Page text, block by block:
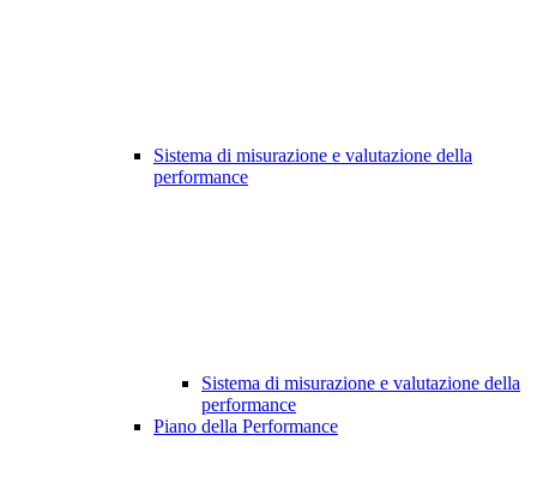
Sistema di misurazione e valutazione della
performance
Sistema di misurazione e valutazione della
performance
Piano della Performance